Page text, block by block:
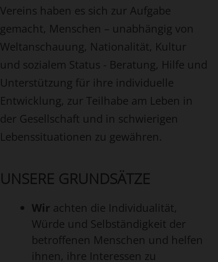
Vereins haben es sich zur Aufgabe
gemacht, Menschen – unabhängig von
Weltanschauung, Nationalität, Kultur
und sozialem Status - Beratung, Hilfe und
Unterstützung für ihre individuelle
Entwicklung, zur Teilhabe am Leben in
der Gesellschaft und in schwierigen
Lebenssituationen zu gewähren.
UNSERE GRUNDSÄTZE
Wir achten die Individualität,
Würde und Selbständigkeit der
betroffenen Menschen und helfen
ihnen, ihre Interessen zu